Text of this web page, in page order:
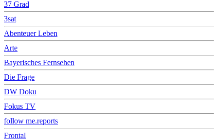
37 Grad
3sat
Abenteuer Leben
Arte
Bayerisches Fernsehen
Die Frage
DW Doku
Fokus TV
follow me.reports
Frontal